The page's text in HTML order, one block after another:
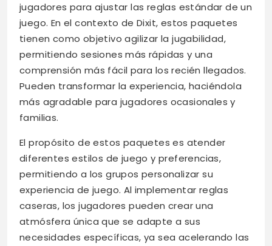
jugadores para ajustar las reglas estándar de un
juego. En el contexto de Dixit, estos paquetes
tienen como objetivo agilizar la jugabilidad,
permitiendo sesiones más rápidas y una
comprensión más fácil para los recién llegados.
Pueden transformar la experiencia, haciéndola
más agradable para jugadores ocasionales y
familias.
El propósito de estos paquetes es atender
diferentes estilos de juego y preferencias,
permitiendo a los grupos personalizar su
experiencia de juego. Al implementar reglas
caseras, los jugadores pueden crear una
atmósfera única que se adapte a sus
necesidades específicas, ya sea acelerando las